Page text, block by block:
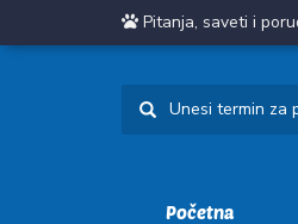
Pitanja, saveti i
Početna